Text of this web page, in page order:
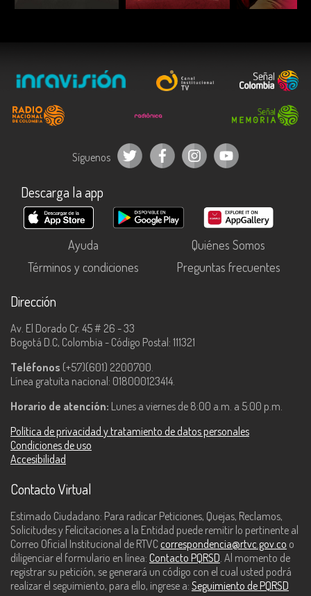
Síguenos
Descarga la app
Ayuda
Quiénes Somos
Términos y condiciones
Preguntas frecuentes
Dirección
Av. El Dorado Cr. 45 # 26 - 33
Bogotá D.C, Colombia - Código Postal: 111321
Teléfonos (+57)(601) 2200700.
Línea gratuita nacional: 018000123414.
Horario de atención: Lunes a viernes de 8:00 a.m. a 5:00 p.m.
Política de privacidad y tratamiento de datos personales
Condiciones de uso
Accesibilidad
Contacto Virtual
Estimado Ciudadano: Para radicar Peticiones, Quejas, Reclamos,
Solicitudes y Felicitaciones a la Entidad puede remitir lo pertinente al
Correo Oficial Institucional de RTVC correspondencia@rtvc.gov.co o
diligenciar el formulario en línea: Contacto PQRSD. Al momento de
registrar su petición, se generará un código con el cual usted podrá
realizar el seguimiento, para ello, ingrese a: Seguimiento de PQRSD